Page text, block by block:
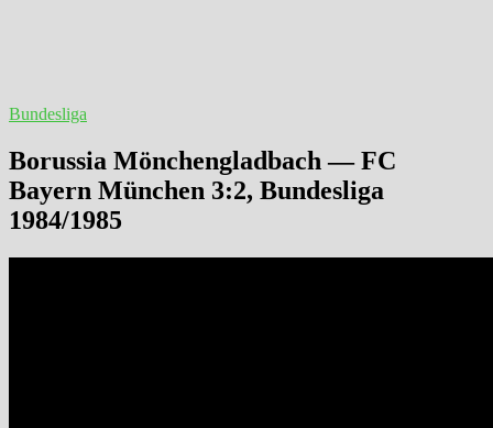
Bundesliga
Borussia Mönchengladbach — FC
Bayern München 3:2, Bundesliga
1984/1985